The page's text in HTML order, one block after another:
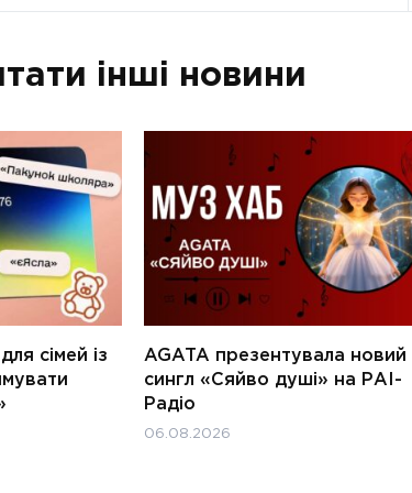
інші новини
сімей із
AGATA презентувала новий
сингл «Сяйво душі» на РАІ-
Радіо
06.08.2026